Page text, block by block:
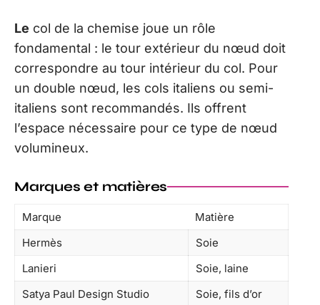
Le col de la chemise joue un rôle
fondamental : le tour extérieur du nœud doit
correspondre au tour intérieur du col. Pour
un double nœud, les cols italiens ou semi-
italiens sont recommandés. Ils offrent
l’espace nécessaire pour ce type de nœud
volumineux.
Marques et matières
Marque
Matière
Hermès
Soie
Lanieri
Soie, laine
Satya Paul Design Studio
Soie, fils d’or